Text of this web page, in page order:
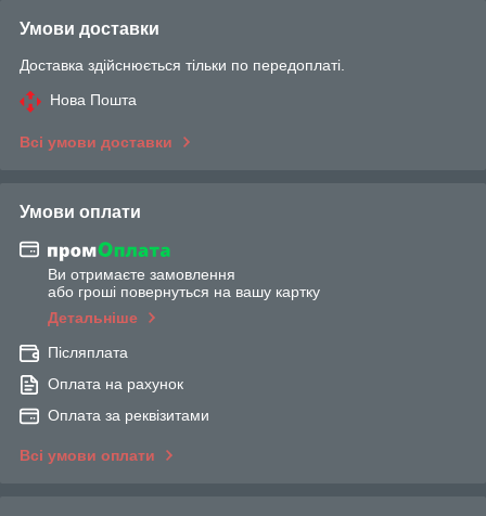
Умови доставки
Доставка здійснюється тільки по передоплаті.
Нова Пошта
Всі умови доставки
Умови оплати
Ви отримаєте замовлення
або гроші повернуться на вашу картку
Детальніше
Післяплата
Оплата на рахунок
Оплата за реквізитами
Всі умови оплати